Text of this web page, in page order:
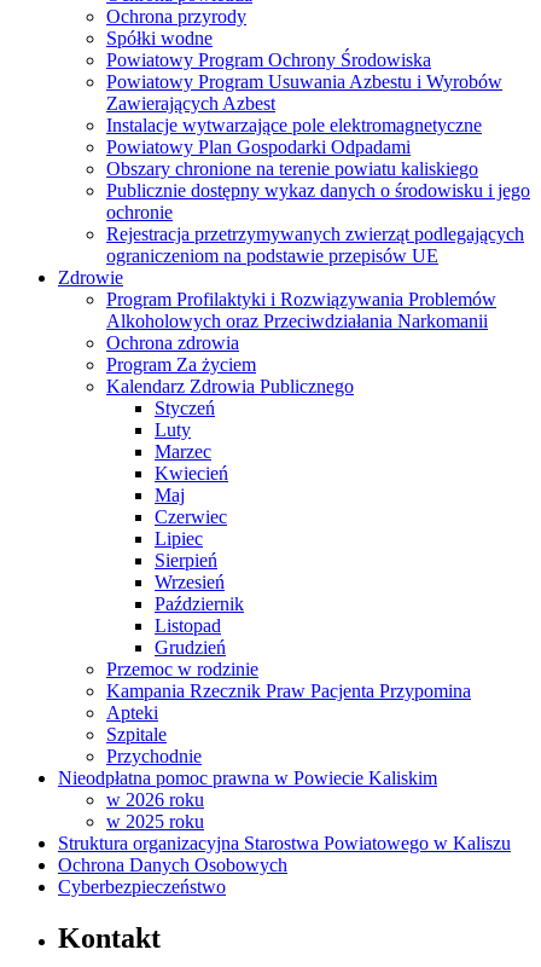
Ochrona przyrody
Spółki wodne
Powiatowy Program Ochrony Środowiska
Powiatowy Program Usuwania Azbestu i Wyrobów
Zawierających Azbest
Instalacje wytwarzające pole elektromagnetyczne
Powiatowy Plan Gospodarki Odpadami
Obszary chronione na terenie powiatu kaliskiego
Publicznie dostępny wykaz danych o środowisku i jego
ochronie
Rejestracja przetrzymywanych zwierząt podlegających
ograniczeniom na podstawie przepisów UE
Zdrowie
Program Profilaktyki i Rozwiązywania Problemów
Alkoholowych oraz Przeciwdziałania Narkomanii
Ochrona zdrowia
Program Za życiem
Kalendarz Zdrowia Publicznego
Styczeń
Luty
Marzec
Kwiecień
Maj
Czerwiec
Lipiec
Sierpień
Wrzesień
Październik
Listopad
Grudzień
Przemoc w rodzinie
Kampania Rzecznik Praw Pacjenta Przypomina
Apteki
Szpitale
Przychodnie
Nieodpłatna pomoc prawna w Powiecie Kaliskim
w 2026 roku
w 2025 roku
Struktura organizacyjna Starostwa Powiatowego w Kaliszu
Ochrona Danych Osobowych
Cyberbezpieczeństwo
Kontakt